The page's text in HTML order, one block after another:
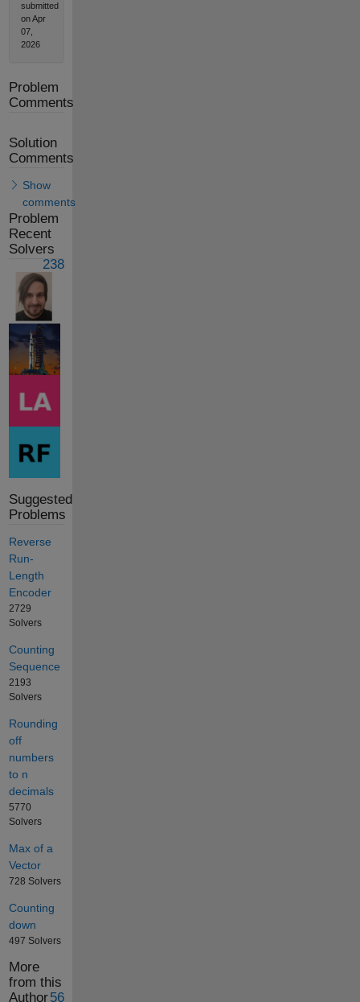
submitted
on Apr
07,
2026
Problem
Comments
Solution
Comments
Show
comments
Problem
Recent
Solvers
238
Suggested
Problems
Reverse
Run-
Length
Encoder
2729
Solvers
Counting
Sequence
2193
Solvers
Rounding
off
numbers
to n
decimals
5770
Solvers
Max of a
Vector
728 Solvers
Counting
down
497 Solvers
More
from this
Author56